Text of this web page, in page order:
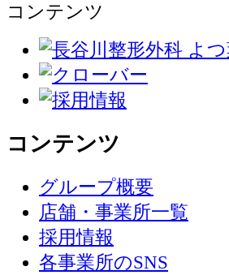
コンテンツ
コンテンツ
グループ概要
店舗・事業所一覧
採用情報
各事業所のSNS